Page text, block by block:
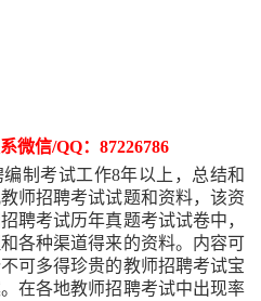
微信/QQ：87226786
制考试工作8年以上，总结和
师招聘考试试题和资料，该资
聘考试历年真题考试试卷中，
各种渠道得来的资料。内容可
可多得珍贵的教师招聘考试宝
在各地教师招聘考试中出现率